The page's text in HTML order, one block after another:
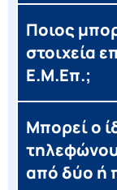
Ποιος
στοιχεία
Ε.Μ.Επ.;
Μπορεί ο
από δύο ή